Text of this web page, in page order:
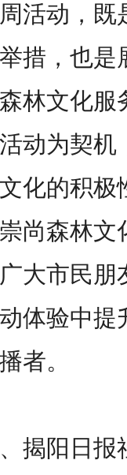
动，既
措，也
林文化
动为契
化的积极
尚森林
大市民
体验中
者。
阳日报